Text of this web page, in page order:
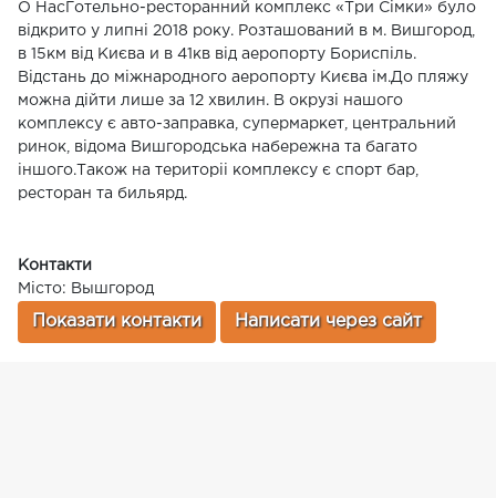
О НасГотельно-ресторанний комплекс «Три Сімки» було
відкрито у липні 2018 року. Розташований в м. Вишгород,
в 15км від Києва и в 41кв від аеропорту Бориспіль.
Відстань до міжнародного аеропорту Києва ім.До пляжу
можна дійти лише за 12 хвилин. В окрузі нашого
комплексу є авто-заправка, супермаркет, центральний
ринок, відома Вишгородська набережна та багато
іншого.Також на територіі комплексу є спорт бар,
ресторан та бильярд.
Контакти
Місто: Вышгород
Показати контакти Написати через сайт